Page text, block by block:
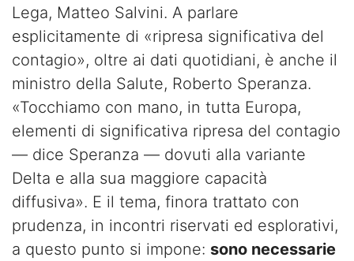
Lega, Matteo Salvini. A parlare
esplicitamente di «ripresa significativa del
contagio», oltre ai dati quotidiani, è anche il
ministro della Salute, Roberto Speranza.
«Tocchiamo con mano, in tutta Europa,
elementi di significativa ripresa del contagio
— dice Speranza — dovuti alla variante
Delta e alla sua maggiore capacità
diffusiva». E il tema, finora trattato con
prudenza, in incontri riservati ed esplorativi,
a questo punto si impone: sono necessarie